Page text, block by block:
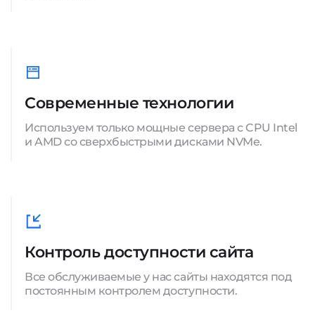
Современные технологии
Используем только мощные сервера с CPU Intel
и AMD со сверхбыстрыми дисками NVMe.
Контроль доступности сайта
Все обслуживаемые у нас сайты находятся под
постоянным контролем доступности.